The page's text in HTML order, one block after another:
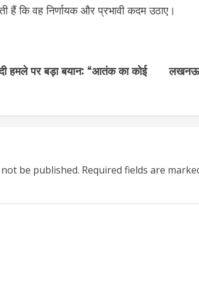
हैं कि वह निर्णायक और प्रभावी कदम उठाए।
हमले पर बड़ा बयान: “आतंक का कोई
लखनऊ
be published. Required fields are